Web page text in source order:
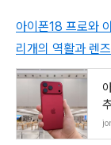
아이폰18 프로와
리개의 역활과 렌